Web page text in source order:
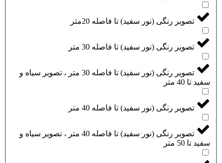
تصویر رنگی (نور سفید) تا فاصله 20متر
تصویر رنگی (نور سفید) تا فاصله 30 متر
تصویر رنگی (نور سفید) تا فاصله 30 متر ، تصویر سیاه و
سفید تا 40 متر
تصویر رنگی (نور سفید) تا فاصله 40 متر
تصویر رنگی (نور سفید) تا فاصله 40 متر ، تصویر سیاه و
سفید تا 50 متر